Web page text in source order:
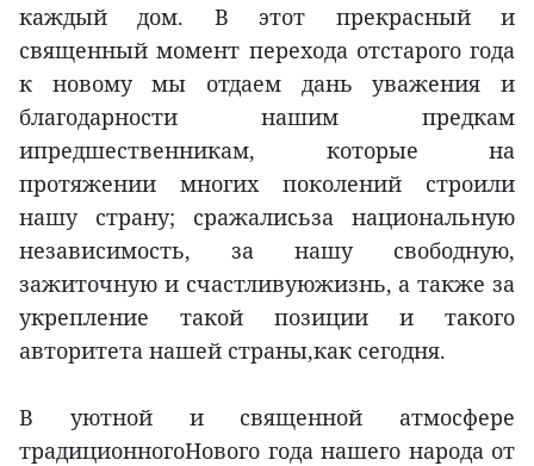
каждый дом. В этот прекрасный и
священный момент перехода отстарого года
к новому мы отдаем дань уважения и
благодарности нашим предкам
ипредшественникам, которые на
протяжении многих поколений строили
нашу страну; сражалисьза национальную
независимость, за нашу свободную,
зажиточную и счастливуюжизнь, а также за
укрепление такой позиции и такого
авторитета нашей страны,как сегодня.
В уютной и священной атмосфере
традиционногоНового года нашего народа от